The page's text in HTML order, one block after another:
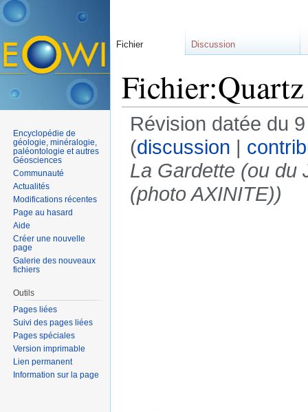
Révision datée du
(discussion |
La Gardette (ou du
(photo AXINITE))
Fichier Discussion
Encyclopédie de
géologie, minéralogie,
paléontologie et autres
Géosciences
Communauté
Actualités
Modifications récentes
Page au hasard
Aide
Créer une nouvelle
page
Galerie des nouveaux
fichiers
Outils
Pages liées
Suivi des pages liées
Pages spéciales
Version imprimable
Lien permanent
Information sur la page